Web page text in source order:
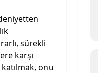
sürekli
karşı
onu